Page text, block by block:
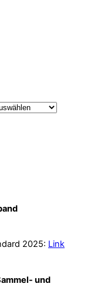
2025: Link
und